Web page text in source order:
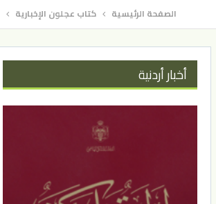
الصفحة الرئيسية كتاب عجلون الإخبارية
أخبار أردنية